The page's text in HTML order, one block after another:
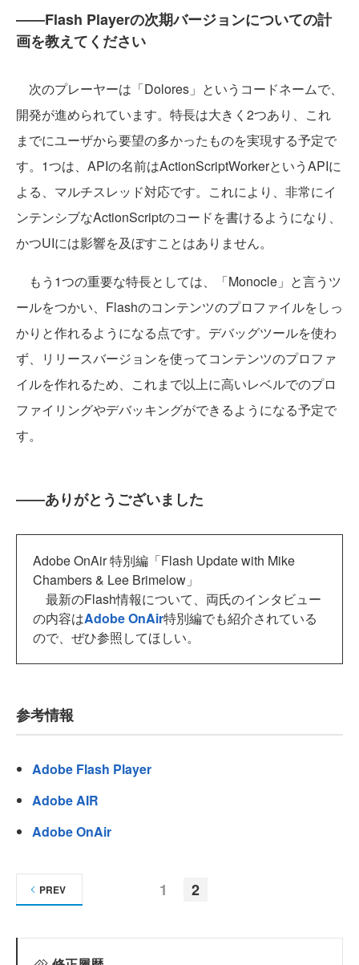
――Flash Playerの次期バージョンについての計
画を教えてください
次のプレーヤーは「Dolores」というコードネームで、
開発が進められています。特長は大きく2つあり、これ
までにユーザから要望の多かったものを実現する予定で
す。1つは、APIの名前はActionScriptWorkerというAPIに
よる、マルチスレッド対応です。これにより、非常にイ
ンテンシブなActionScriptのコードを書けるようになり、
かつUIには影響を及ぼすことはありません。
もう1つの重要な特長としては、「Monocle」と言うツ
ールをつかい、Flashのコンテンツのプロファイルをしっ
かりと作れるようになる点です。デバッグツールを使わ
ず、リリースバージョンを使ってコンテンツのプロファ
イルを作れるため、これまで以上に高いレベルでのプロ
ファイリングやデバッキングができるようになる予定で
す。
――ありがとうございました
Adobe OnAir 特別編「Flash Update with Mike
Chambers & Lee Brimelow」
最新のFlash情報について、両氏のインタビュー
の内容はAdobe OnAir特別編でも紹介されている
ので、ぜひ参照してほしい。
参考情報
Adobe Flash Player
Adobe AIR
Adobe OnAir
1 2
PREV